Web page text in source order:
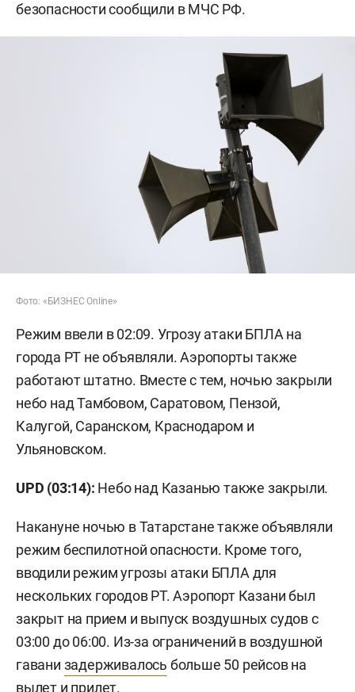
безопасности сообщили в МЧС РФ.
Фото: «БИЗНЕС Online»
Режим ввели в 02:09. Угрозу атаки БПЛА на
города РТ не объявляли. Аэропорты также
работают штатно. Вместе с тем, ночью закрыли
небо над Тамбовом, Саратовом, Пензой,
Калугой, Саранском, Краснодаром и
Ульяновском.
UPD (03:14): Небо над Казанью также закрыли.
Накануне ночью в Татарстане также объявляли
режим беспилотной опасности. Кроме того,
вводили режим угрозы атаки БПЛА для
нескольких городов РТ. Аэропорт Казани был
закрыт на прием и выпуск воздушных судов с
03:00 до 06:00. Из-за ограничений в воздушной
гавани задерживалось больше 50 рейсов на
вылет и прилет.